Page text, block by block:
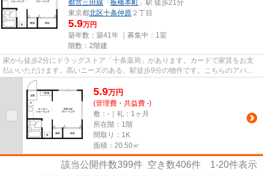
都営三田線 「 板橋本町 」駅 徒歩21分
東京都北区十条仲原 ２丁目
5.9万円
築年数：築41年 ｜募集中： 1室
階数：2階建
家から徒歩2分にドラッグストア「十条薬局」があります。カードで家賃をお支
払いいただけます。高いニーズのある、駅徒歩9分の物件です。こちらのアパー
トからは2駅が近くにあり、移動...
5.9万円
(管理費・共益費 -)
敷：-｜礼：1ヶ月
所在階：1階
間取り：1K
面積：20.50㎡
該当公開件数399件 空き数406件 1-20件表示